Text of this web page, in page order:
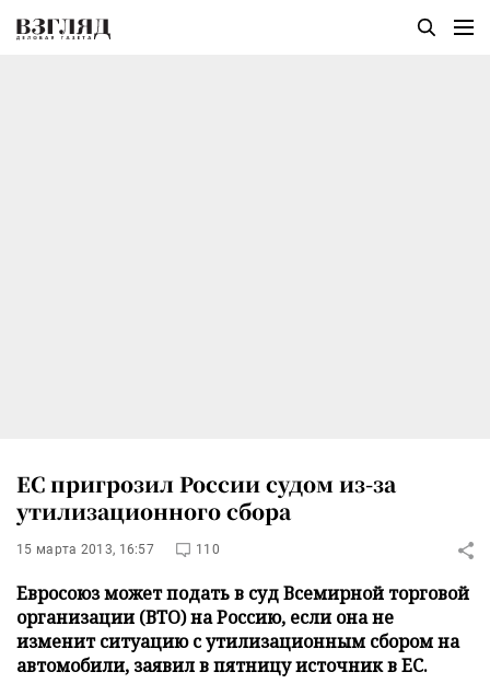
ЕС пригрозил России судом из-за
утилизационного сбора
15 марта 2013, 16:57 110
Евросоюз может подать в суд Всемирной торговой
организации (ВТО) на Россию, если она не
изменит ситуацию с утилизационным сбором на
автомобили, заявил в пятницу источник в ЕС.